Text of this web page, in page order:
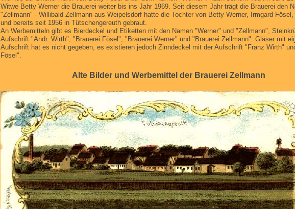
Witwe Betty Werner die Brauerei weiter bis ins Jahr 1969. Seit diesem Jahr trägt die Brauerei den
"Zellmann" - Willibald Zellmann aus Weipelsdorf hatte die Tochter von Betty Werner, Irmgard
und bereits seit 1956 in Tütschengereuth gebraut.
An Werbemitteln gibt es Bierdeckel und Etiketten mit den Namen "Werner" und "Zellmann",
Aufschrift "Andr. Wirth", "Brauerei Fösel", "Brauerei Werner" und "Brauerei Zellmann". Gläser mit
Aufschrift hat es nicht gegeben, es existieren jedoch Zinndeckel mit der Aufschrift "Franz Wirth"
Fösel".
Alte Bilder und Werbemittel der Brauerei Zellmann